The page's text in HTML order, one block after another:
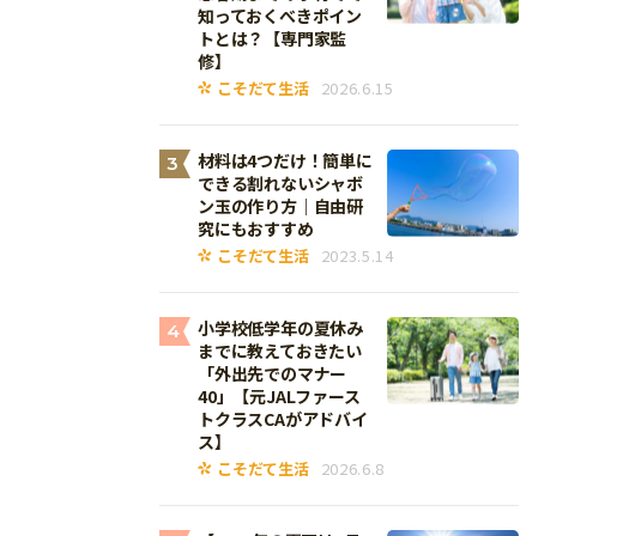
知っておくべきポイン
トとは？【専門家監
修】
こそだて生活 2026.6.15
3
材料は4つだけ！簡単に
できる割れないシャボ
ン玉の作り方｜自由研
究にもおすすめ
こそだて生活 2023.5.14
4
小学校低学年の夏休み
までに教えておきたい
「外出先でのマナー
40」【元JALファース
トクラスCAがアドバイ
ス】
こそだて生活 2026.6.8